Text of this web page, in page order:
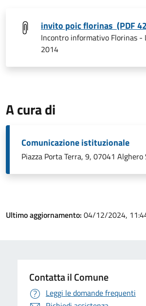
invito poic florinas (PDF
Incontro informativo Florinas -
2014
A cura di
Comunicazione istituzionale
Piazza Porta Terra, 9, 07041 Alghero
Ultimo aggiornamento: 04/12/2024,
Contatta il Comune
Leggi le domande frequenti